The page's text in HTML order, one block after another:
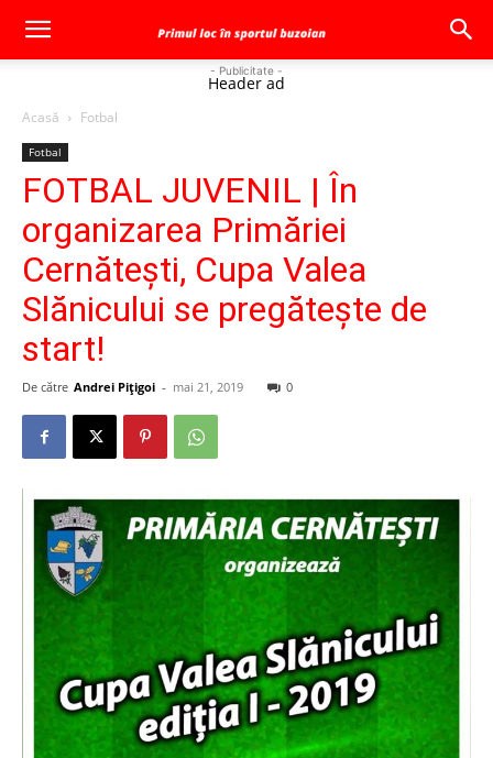
- Publicitate -
Header ad
Acasă Fotbal
Fotbal
FOTBAL JUVENIL | În
organizarea Primăriei
Cernăteşti, Cupa Valea
Slănicului se pregăteşte de
start!
De către Andrei Pițigoi - mai 21, 2019 0